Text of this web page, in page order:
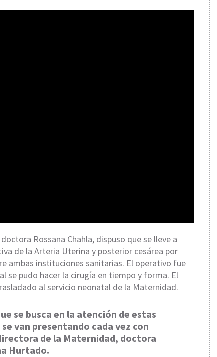
Rossana Chahla, dispuso que se lleve a
de la Arteria Uterina y posterior cesárea por
ambas instituciones sanitarias. El operativo fue
se pudo hacer la cirugía en tiempo y forma. El
al servicio neonatal de la Maternidad.
se busca en la atención de estas
van presentando cada vez con
de la Maternidad, doctora
Hurtado.